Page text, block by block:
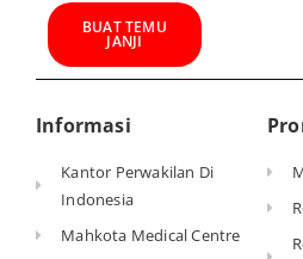
BUAT TEMU
JANJI
Informasi
Kantor Perwakilan Di
Indonesia
Mahkota Medical Centre